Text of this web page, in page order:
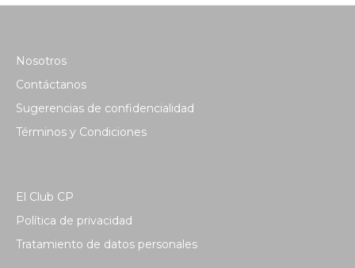
Nosotros
Contáctanos
Sugerencias de confidencialidad
Términos y Condiciones
El Club CP
Política de privacidad
Tratamiento de datos personales